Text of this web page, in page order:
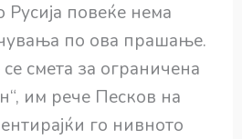
Русија повеќе нема
по ова прашање.
смета за ограничена
им рече Песков на
го нивното